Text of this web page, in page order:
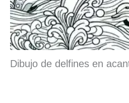
Dibujo de delfines en